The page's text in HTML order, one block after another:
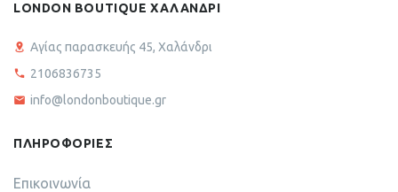
LONDON BOUTIQUE ΧΑΛΑΝΔΡΙ
Αγίας παρασκευής 45, Χαλάνδρι
2106836735
info@londonboutique.gr
ΠΛΗΡΟΦΟΡΙΕΣ
Επικοινωνία